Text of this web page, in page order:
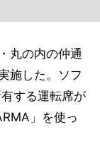
丸の内の仲通
施した。ソフ
する運転席が
」を使っ